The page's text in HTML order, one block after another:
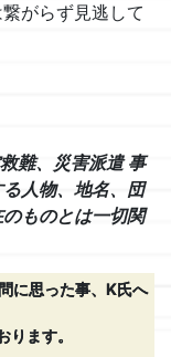
がらず見逃して
難、災害派遣 事
人物、地名、団
ものとは一切関
に思った事、K氏へ
ます。